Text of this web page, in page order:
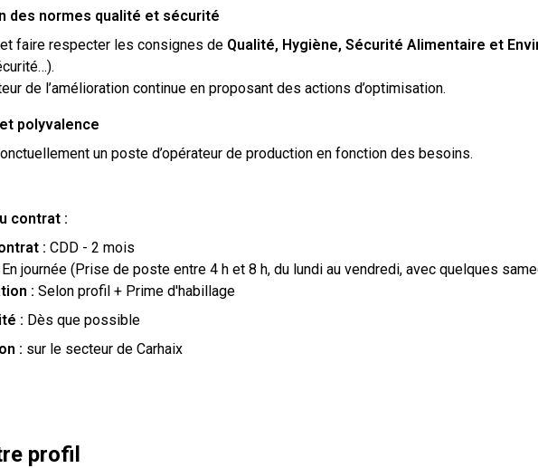
des normes qualité et sécurité
faire respecter les consignes de Qualité, Hygiène, Sécurité Alimentaire et
de l’amélioration continue en proposant des actions d’optimisation.
polyvalence
un poste d’opérateur de production en fonction des besoins.
contrat :
: CDD - 2 mois
En journée (Prise de poste entre 4 h et 8 h, du lundi au vendredi, avec quelques
: Selon profil + Prime d'habillage
: Dès que possible
: sur le secteur de Carhaix
profil